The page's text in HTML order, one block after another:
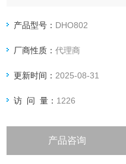
产品型号： DHO802
厂商性质：代理商
更新时间： 2025-08-31
访 问 量： 1226
产品咨询